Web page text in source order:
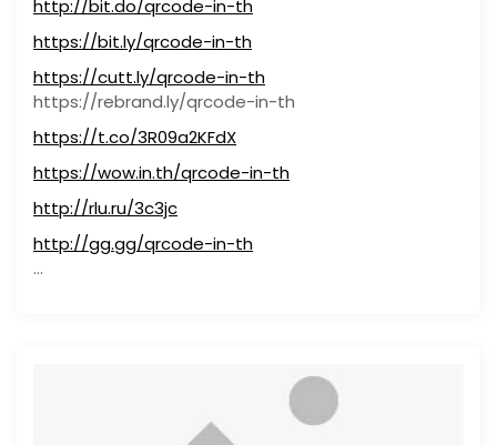
http://bit.do/qrcode-in-th
https://bit.ly/qrcode-in-th
https://cutt.ly/qrcode-in-th
https://rebrand.ly/qrcode-in-th
https://t.co/3R09a2KFdX
https://wow.in.th/qrcode-in-th
http://rlu.ru/3c3jc
http://gg.gg/qrcode-in-th
…